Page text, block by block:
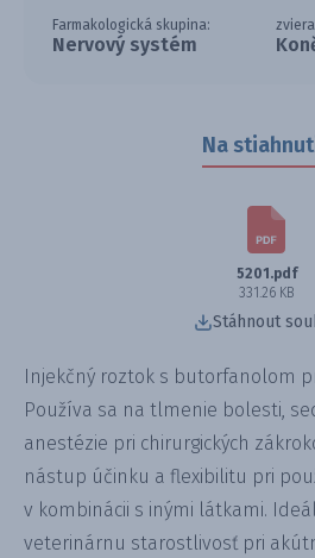
Farmakologická skupina:
Nervový systém
Na
5201.pdf
331.26 KB
Stáhnout
Injekčný roztok s butorfanolom
Používa sa na tlmenie bolesti,
anestézie pri chirurgických
nástup účinku a flexibilitu pri
v kombinácii s inými látkami.
veterinárnu starostlivosť pri